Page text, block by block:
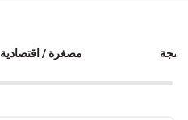
مصغرة / اقتصادية